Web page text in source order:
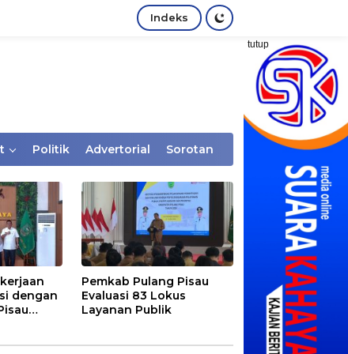
Indeks
tutup
Politik Advertorial Sorotan
dengan
Pemkab Pulang Pisau
Evaluasi 83 Lokus
Layanan Publik